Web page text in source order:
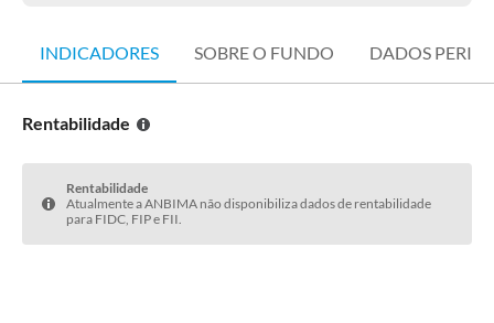
INDICADORES SOBRE O FUNDO DADOS
Rentabilidade
Rentabilidade
Atualmente a ANBIMA não disponibiliza dados de rentabilidade
para FIDC, FIP e FII.